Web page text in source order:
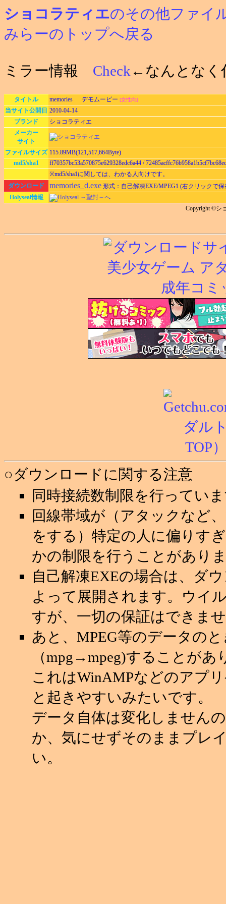
ショコラティエのその他ファイ
みらーのトップへ戻る
ミラー情報 Check ←なんとなく
タイトル memories デモムービー [女性向]
当サイト公開日 2010-04-14
ブランド
ショコラティエ
メーカー
サイト
ファイルサイズ 115.89MB(121,517,664Byte)
md5/sha1
ff70357bc53a570875e629328edc6a44 /
※md5/sha1に関しては、わかる人向けです。
ダウンロード
memories_d.exe 形式：自己解凍EXE/MPEG1 (右クリックで
Holyseal情報
Holyseal ～聖封～へ
Copyright ©シ
○ダウンロードに関する注意
同時接続数制限を行ってい
回線帯域が（アタックなど
をする）特定の人に偏りす
かの制限を行うことがあり
自己解凍EXEの場合は、ダ
よって展開されます。ウイ
すが、一切の保証はできま
あと、MPEG等のデータの
（mpg→mpeg)することがあ
これはWinAMPなどのアプ
と起きやすいみたいです。
データ自体は変化しません
か、気にせずそのままプレ
い。